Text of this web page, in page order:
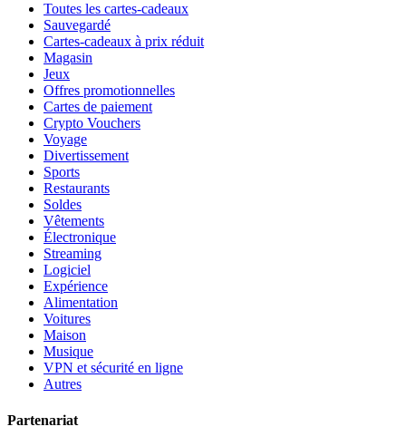
Toutes les cartes-cadeaux
Sauvegardé
Cartes-cadeaux à prix réduit
Magasin
Jeux
Offres promotionnelles
Cartes de paiement
Crypto Vouchers
Voyage
Divertissement
Sports
Restaurants
Soldes
Vêtements
Électronique
Streaming
Logiciel
Expérience
Alimentation
Voitures
Maison
Musique
VPN et sécurité en ligne
Autres
Partenariat